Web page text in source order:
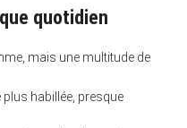
quotidien
mais une multitude de
habillée, presque